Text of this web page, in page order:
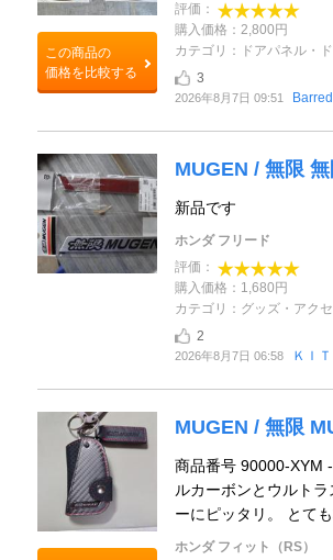
この商品の
価格を比較する
評価：
購入価格：2,800円
カテゴリ：ドアパネル・
3
2026年8月7日 09:51
MUGEN / 無限
新品です
ホンダ フリード
評価：
購入価格：1,680円
カテゴリ：グッズ・アク
2
2026年8月7日 06:58 ＫＩＴ
MUGEN / 無限
商品番号 90000-
ルカーボンとウルト
ーにピッタリ。 とて
ホンダ フィット（RS）